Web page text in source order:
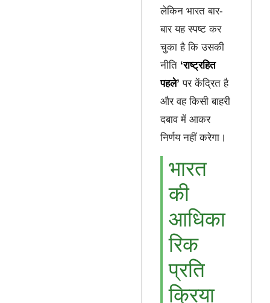
लेकिन भारत बार-
बार यह स्पष्ट कर
चुका है कि उसकी
नीति ‘राष्ट्रहित
पहले’ पर केंद्रित है
और वह किसी बाहरी
दबाव में आकर
निर्णय नहीं करेगा।
भारत
की
आधिका
रिक
प्रति
क्रिया